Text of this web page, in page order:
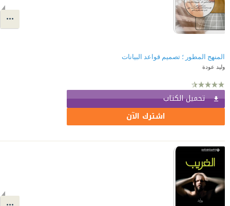
المنهج المطور ؛ تصميم قواعد البيانات
وليد عودة
تحميل الكتاب
اشترك الآن